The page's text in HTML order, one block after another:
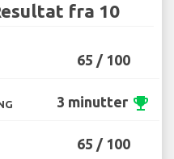
fra 10
65 / 100
3 minutter emoji_events
65 / 100